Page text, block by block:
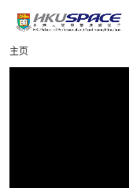
content
Main
content
主页